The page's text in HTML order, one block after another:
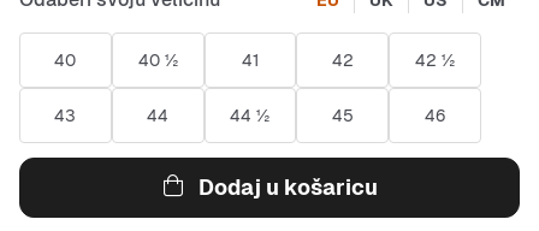
40 40 ½ 41 42 42 ½
43 44 44 ½ 45 46
Dodaj u košaricu